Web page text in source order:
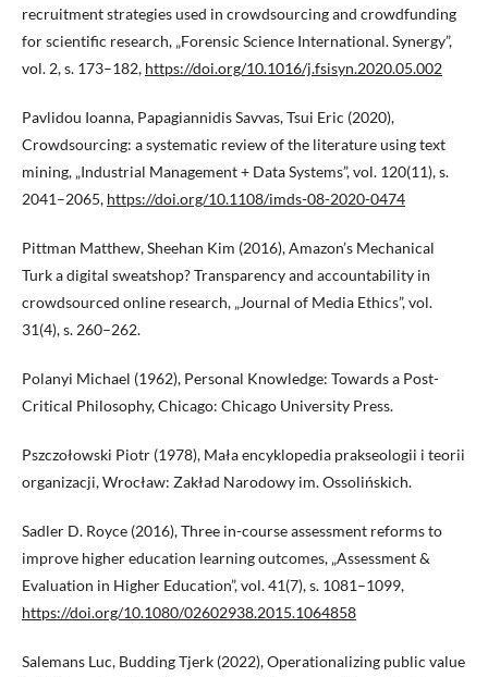
recruitment strategies used in crowdsourcing and crowdfunding
for scientific research, „Forensic Science International. Synergy”,
vol. 2, s. 173–182, https://doi.org/10.1016/j.fsisyn.2020.05.002
Pavlidou Ioanna, Papagiannidis Savvas, Tsui Eric (2020),
Crowdsourcing: a systematic review of the literature using text
mining, „Industrial Management + Data Systems”, vol. 120(11), s.
2041–2065, https://doi.org/10.1108/imds-08-2020-0474
Pittman Matthew, Sheehan Kim (2016), Amazon’s Mechanical
Turk a digital sweatshop? Transparency and accountability in
crowdsourced online research, „Journal of Media Ethics”, vol.
31(4), s. 260–262.
Polanyi Michael (1962), Personal Knowledge: Towards a Post-
Critical Philosophy, Chicago: Chicago University Press.
Pszczołowski Piotr (1978), Mała encyklopedia prakseologii i teorii
organizacji, Wrocław: Zakład Narodowy im. Ossolińskich.
Sadler D. Royce (2016), Three in-course assessment reforms to
improve higher education learning outcomes, „Assessment &
Evaluation in Higher Education”, vol. 41(7), s. 1081–1099,
https://doi.org/10.1080/02602938.2015.1064858
Salemans Luc, Budding Tjerk (2022), Operationalizing public value